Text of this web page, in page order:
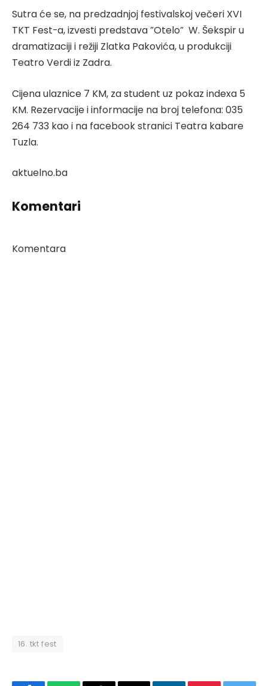
Sutra će se, na predzadnjoj festivalskoj večeri XVI
TKT Fest-a, izvesti predstava ”Otelo” W. Šekspir u
dramatizaciji i režiji Zlatka Pakovića, u produkciji
Teatro Verdi iz Zadra.
Cijena ulaznice 7 KM, za student uz pokaz indexa 5
KM. Rezervacije i informacije na broj telefona: 035
264 733 kao i na facebook stranici Teatra kabare
Tuzla.
aktuelno.ba
Komentari
Komentara
16. tkt fest